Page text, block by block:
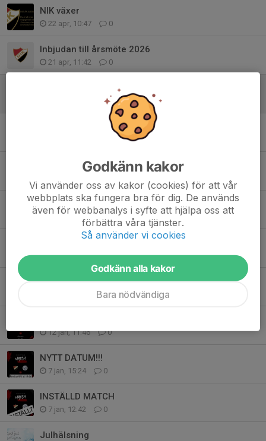
NIK växer
22 apr, 10:47 0
Inbjudan till årsmöte 2026
21 apr, 11:42 0
0
Vårmarknadslotteri - nu är vi igång!
TACK FÖR DENNA SÄSONGEN
Skridskofritids 9 mars
12 feb, 11:35 0
Företagscupen 2026
1 feb, 15:08 0
Inför Olofström
0
12 jan, 11:46 0
NYTT DATUM!!!
7 jan, 15:24 0
INSTÄLLD MATCH
7 jan, 12:42 0
Julhälsning
Godkänn kakor
Vi använder oss av kakor (cookies) för att vår
webbplats ska fungera bra för dig. De används
även för webbanalys i syfte att hjälpa oss att
förbättra våra tjänster.
Så använder vi cookies
Godkänn alla kakor
Bara nödvändiga